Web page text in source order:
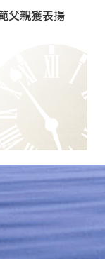
父親獲表揚